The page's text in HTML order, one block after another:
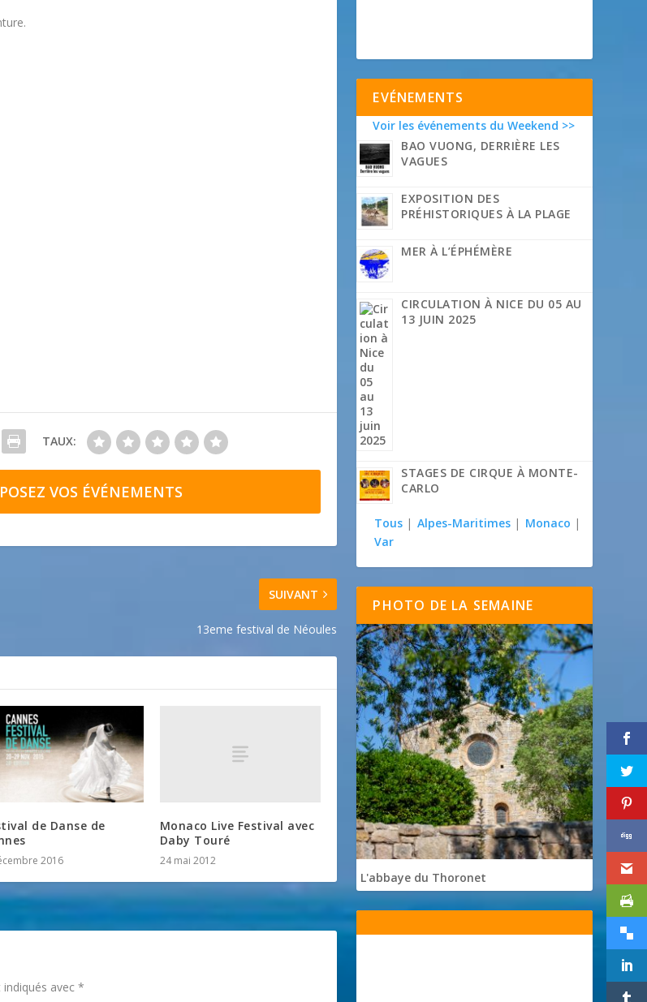
TAUX:
VOS ÉVÉNEMENTS
SUIVANT
13eme festival de Néoules
de Danse de
2016
Monaco Live Festival avec
Daby Touré
24 mai 2012
indiqués avec*
EVÉNEMENTS
Voir les événements du Weekend >>
BAO VUONG, DERRIÈRE LES
VAGUES
EXPOSITION DES
PRÉHISTORIQUES À LA PLAGE
MER À L’ÉPHÉMÈRE
CIRCULATION À NICE DU 05 AU
13 JUIN 2025
STAGES DE CIRQUE À MONTE-
CARLO
Tous | Alpes-Maritimes | Monaco |
Var
PHOTO DE LA SEMAINE
L'abbaye du Thoronet